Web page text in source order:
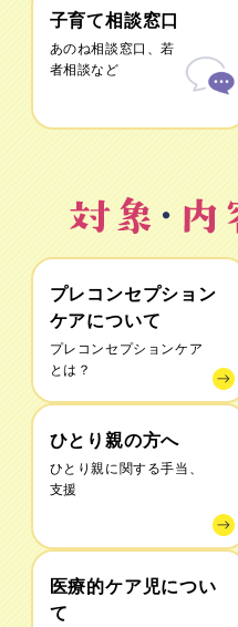
子育て相談窓口
あのね相談窓口、若
者相談など
プレコンセプション
ケアについて
プレコンセプションケア
とは？
ひとり親の方へ
ひとり親に関する手当、
支援
医療的ケア児につい
て